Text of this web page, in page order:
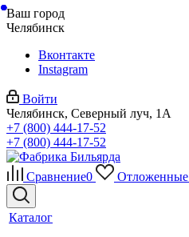
Ваш город
Челябинск
Вконтакте
Instagram
Войти
Челябинск, Северный луч, 1А
+7 (800) 444-17-52
+7 (800) 444-17-52
Сравнение0 Отложенные
Каталог